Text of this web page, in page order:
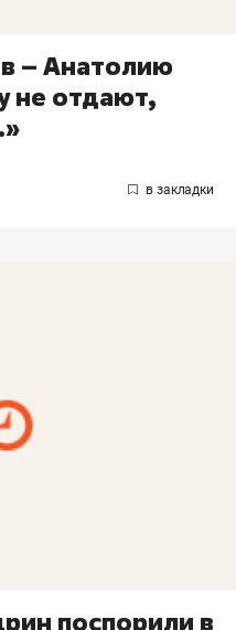
– Анатолию
не отдают,
поспорили в